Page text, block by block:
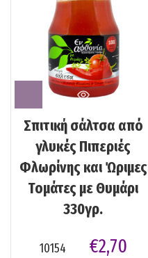
Σπιτική σάλτσα από
γλυκές Πιπεριές
Φλωρίνης και Ώριμες
Τομάτες με Θυμάρι
330γρ.
10154 €2,70